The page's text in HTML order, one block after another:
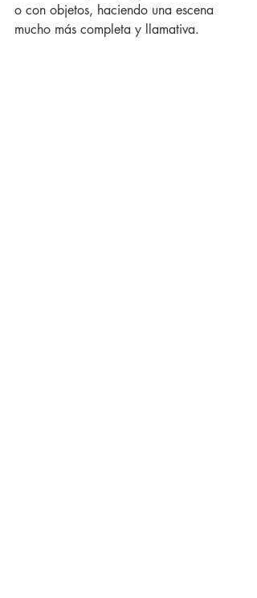
o con objetos, haciendo una escena
mucho más completa y llamativa.